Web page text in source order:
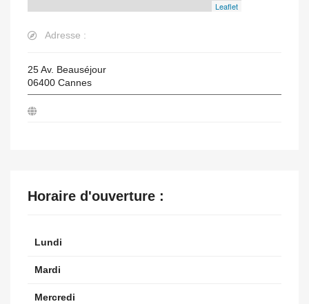
Leaflet
Adresse :
25 Av. Beauséjour
06400 Cannes
Horaire d'ouverture :
Lundi
Mardi
Mercredi